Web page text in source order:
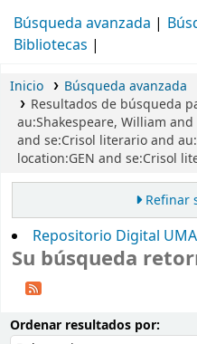
Búsqueda avanzada
Bibliotecas
Inicio
Búsqueda avanzada
Resultados de búsqueda
au:Shakespeare, William
and se:Crisol literario and
location:GEN and se:Crisol
Refinar
Repositorio Digital UMA
Su búsqueda
Ordenar resultados por: